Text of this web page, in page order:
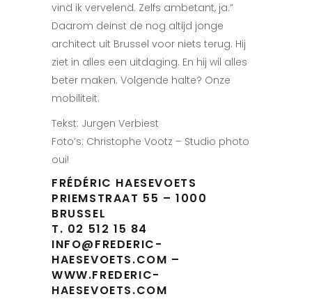
vind ik vervelend. Zelfs ambetant, ja.”
Daarom deinst de nog altijd jonge
architect uit Brussel voor niets terug. Hij
ziet in alles een uitdaging. En hij wil alles
beter maken. Volgende halte? Onze
mobiliteit.
Tekst: Jurgen Verbiest
Foto’s: Christophe Vootz – Studio photo
oui!
FRÉDÉRIC HAESEVOETS
PRIEMSTRAAT 55 – 1000
BRUSSEL
T. 02 512 15 84
INFO@FREDERIC-
HAESEVOETS.COM –
WWW.FREDERIC-
HAESEVOETS.COM